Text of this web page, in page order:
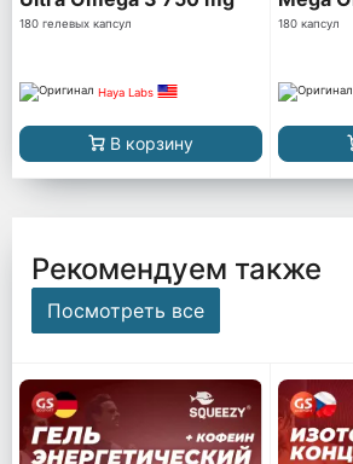
180 гелевых капсул
Haya Labs
В корзину
180 капсул
Рекомендуем также
Посмотреть все